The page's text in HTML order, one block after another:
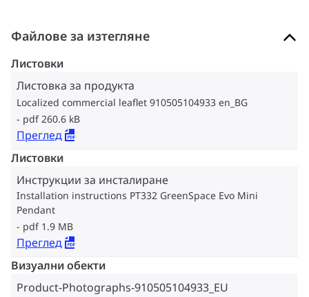
Файлове за изтегляне
Листовки
Листовка за продукта
Localized commercial leaflet 910505104933 en_BG
pdf 260.6 kB
Преглед
Листовки
Инструкции за инсталиране
Installation instructions PT332 GreenSpace Evo Mini
Pendant
pdf 1.9 MB
Преглед
Визуални обекти
Product-Photographs-910505104933_EU